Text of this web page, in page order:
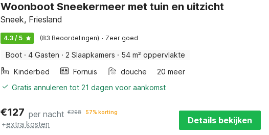
Woonboot Sneekermeer met tuin en uitzicht
Sneek, Friesland
4.3 / 5 (83 Beoordelingen) · Zeer goed
Boot · 4 Gasten · 2 Slaapkamers · 54 m² oppervlakte
Kinderbed
Fornuis douche
20 meer
Gratis annuleren tot 21 dagen voor aankomst
€127 per nacht €298 57% korting
+extra kosten Details bekijken